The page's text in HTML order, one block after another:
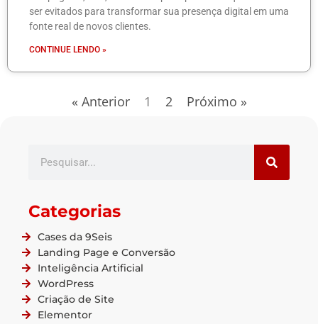
ser evitados para transformar sua presença digital em uma
fonte real de novos clientes.
CONTINUE LENDO »
« Anterior 1 2 Próximo »
Categorias
Cases da 9Seis
Landing Page e Conversão
Inteligência Artificial
WordPress
Criação de Site
Elementor